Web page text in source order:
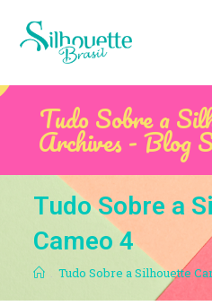
Tudo Sobre a
Archives - Blog
Tudo Sobre a
Cameo 4
. Tudo Sobre a Silhouette